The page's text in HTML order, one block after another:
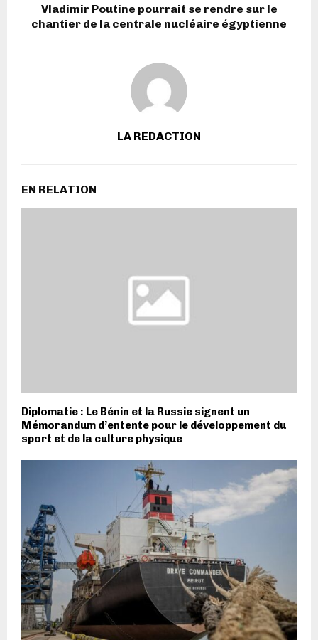
Vladimir Poutine pourrait se rendre sur le
chantier de la centrale nucléaire égyptienne
LA REDACTION
EN RELATION
Diplomatie : Le Bénin et la Russie signent un
Mémorandum d’entente pour le développement du
sport et de la culture physique